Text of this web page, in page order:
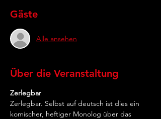
Gäste
Alle ansehen
Über die Veranstaltung
Zerlegbar
Zerlegbar. Selbst auf deutsch ist dies ein
komischer, heftiger Monolog über das